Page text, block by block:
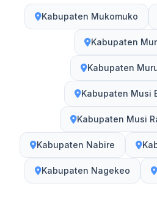
Kabupaten Mukomuko
Kabupaten
Kabupaten
Kabupaten Musi
Kabupaten Musi
Kabupaten Nabire
Kabupaten Nagekeo